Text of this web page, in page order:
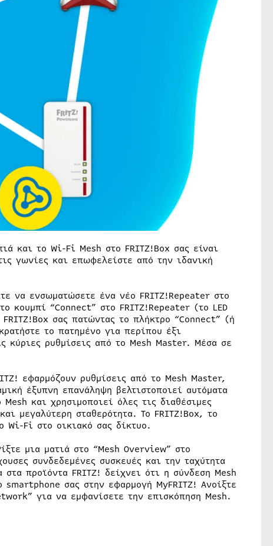
και το Wi-Fi Mesh στο FRITZ!Box σας είναι
γωνίες και επωφελείστε από την ιδανική
να ενσωματώσετε ένα νέο FRITZ!Repeater στο
κουμπί “Connect” στο FRITZ!Repeater (το LED
σας πατώντας το πλήκτρο “Connect” (ή
το πατημένο για περίπου έξι
κύριες ρυθμίσεις από το Mesh Master. Μέσα σε
εφαρμόζουν ρυθμίσεις από το Mesh Master,
έξυπνη επανάληψη βελτιστοποιεί αυτόματα
και χρησιμοποιεί όλες τις διαθέσιμες
μεγαλύτερη σταθερότητα. Το FRITZ!Box, το
Wi-Fi στο οικιακό σας δίκτυο.
μια ματιά στο “Mesh Overview” στο
συνδεδεμένες συσκευές και την ταχύτητα
προϊόντα FRITZ! δείχνει ότι η σύνδεση Mesh
σας στην εφαρμογή MyFRITZ! Ανοίξτε
για να εμφανίσετε την επισκόπηση Mesh.